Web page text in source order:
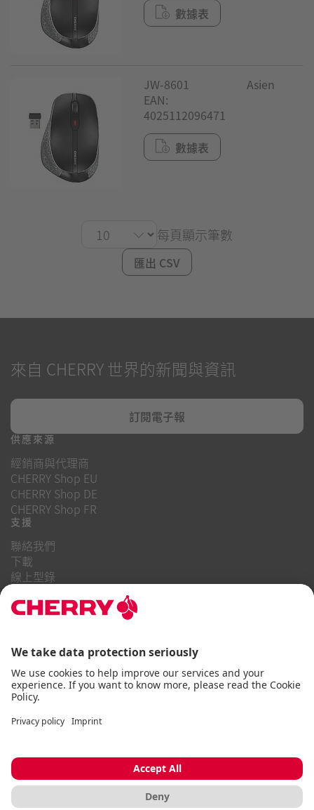
數據表
JW-8601
EAN:
4025112096471
數據表
Asien
每頁顯示筆數
匯出 CSV
來自 CHERRY 世界的新聞與資訊
訂閱電子報
供應來源
經銷商與代理商
CHERRY Shop EU
CHERRY Shop DE
CHERRY Shop FR
支援
聯絡我們
下載
線上型錄
關於我們
舉報系統
商業行為守則
使用通知資料隱私